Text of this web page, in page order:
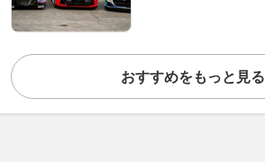
おすすめをもっと見る